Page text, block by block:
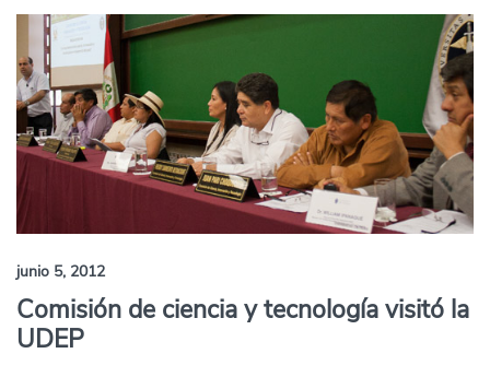
junio 5, 2012
Comisión de ciencia y tecnología visitó la
UDEP